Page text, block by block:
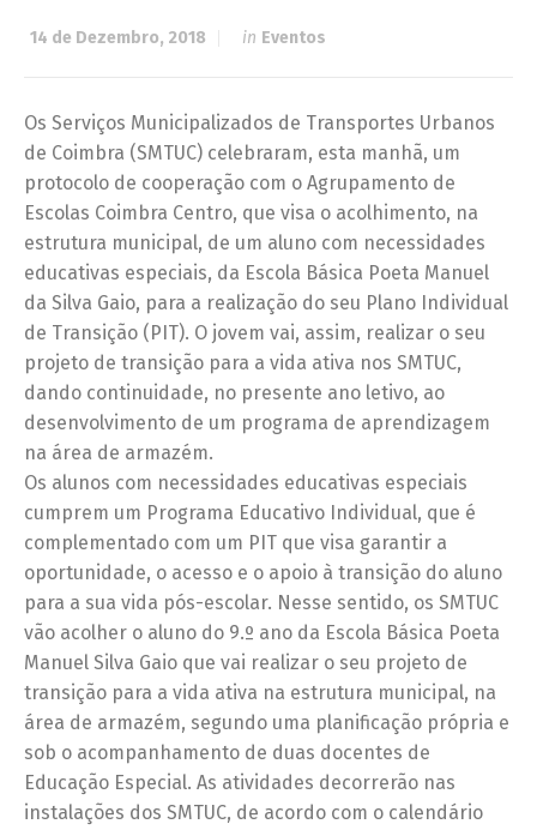
14 de Dezembro, 2018 in Eventos
Os Serviços Municipalizados de Transportes Urbanos
de Coimbra (SMTUC) celebraram, esta manhã, um
protocolo de cooperação com o Agrupamento de
Escolas Coimbra Centro, que visa o acolhimento, na
estrutura municipal, de um aluno com necessidades
educativas especiais, da Escola Básica Poeta Manuel
da Silva Gaio, para a realização do seu Plano Individual
de Transição (PIT). O jovem vai, assim, realizar o seu
projeto de transição para a vida ativa nos SMTUC,
dando continuidade, no presente ano letivo, ao
desenvolvimento de um programa de aprendizagem
na área de armazém.
Os alunos com necessidades educativas especiais
cumprem um Programa Educativo Individual, que é
complementado com um PIT que visa garantir a
oportunidade, o acesso e o apoio à transição do aluno
para a sua vida pós-escolar. Nesse sentido, os SMTUC
vão acolher o aluno do 9.º ano da Escola Básica Poeta
Manuel Silva Gaio que vai realizar o seu projeto de
transição para a vida ativa na estrutura municipal, na
área de armazém, segundo uma planificação própria e
sob o acompanhamento de duas docentes de
Educação Especial. As atividades decorrerão nas
instalações dos SMTUC, de acordo com o calendário